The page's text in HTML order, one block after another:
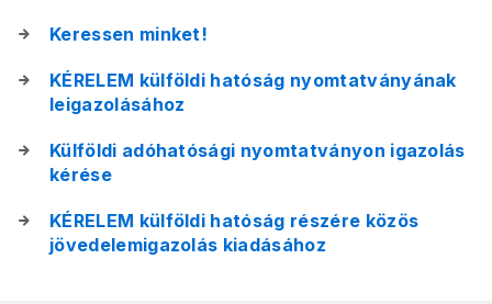
Keressen minket!
KÉRELEM külföldi hatóság nyomtatványának
leigazolásához
Külföldi adóhatósági nyomtatványon igazolás
kérése
KÉRELEM külföldi hatóság részére közös
jövedelemigazolás kiadásához